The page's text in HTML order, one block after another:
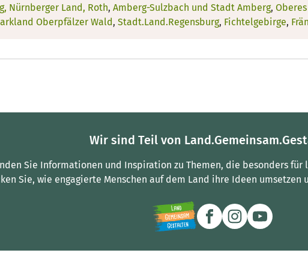
Nürnberger Land, Roth, Amberg-Sulzbach und Stadt Amberg,
Oberpfälzer Wald, Stadt.Land.Regensburg, Fichtelgebirge,
Wir sind Teil von
Sie Informationen und Inspiration zu Themen, die besonders
Sie, wie engagierte Menschen auf dem Land ihre Ideen